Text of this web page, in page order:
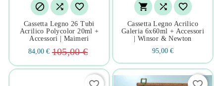
  
Cassetta Legno 26 Tubi
Acrilico Polycolor 20ml +
Accessori | Maimeri
84,00 € 105,00 €
  
Cassetta Legno Acrilico
Galeria 6x60ml + Accessori
| Winsor & Newton
95,00 €